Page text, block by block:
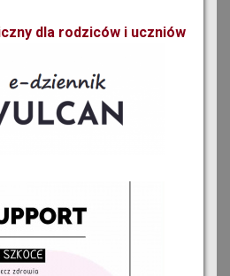
dla rodziców i uczniów